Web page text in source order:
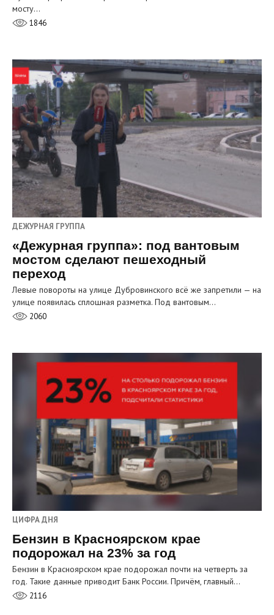
мосту…
1846
ДЕЖУРНАЯ ГРУППА
«Дежурная группа»: под вантовым
мостом сделают пешеходный
переход
Левые повороты на улице Дубровинского всё же запретили — на
улице появилась сплошная разметка. Под вантовым…
2060
ЦИФРА ДНЯ
Бензин в Красноярском крае
подорожал на 23% за год
Бензин в Красноярском крае подорожал почти на четверть за
год. Такие данные приводит Банк России. Причём, главный…
2116